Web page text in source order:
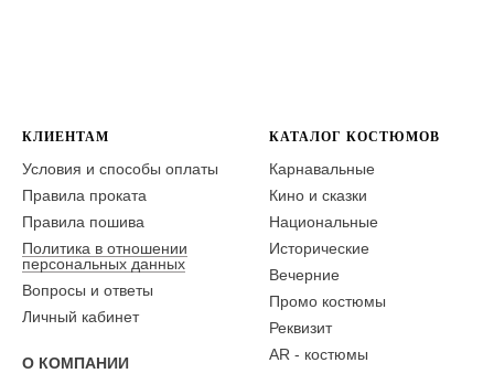
КЛИЕНТАМ
Условия и способы оплаты
Правила проката
Правила пошива
Политика в отношении
персональных данных
Вопросы и ответы
Личный кабинет
О КОМПАНИИ
КАТАЛОГ КОСТЮМОВ
Карнавальные
Кино и сказки
Национальные
Исторические
Вечерние
Промо костюмы
Реквизит
AR - костюмы